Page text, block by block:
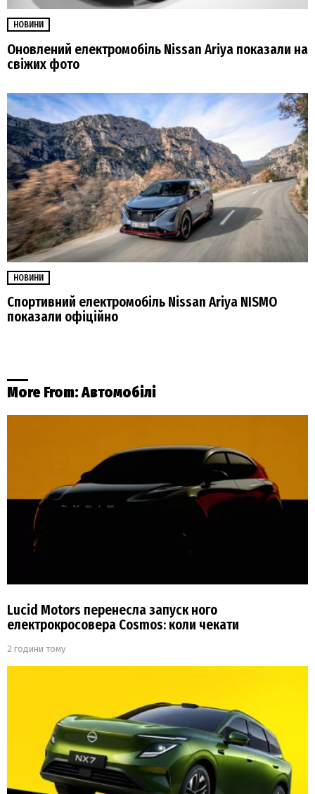
НОВИНИ
Оновлений електромобіль Nissan Ariya показали на
свіжих фото
НОВИНИ
Спортивний електромобіль Nissan Ariya NISMO
показали офіційно
More From:Автомобілі
Lucid Motors перенесла запуск ного
електрокросовера Cosmos: коли чекати
2 години тому